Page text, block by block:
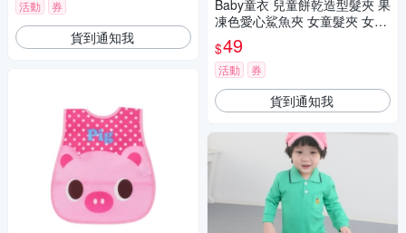
活動 券
貨到通知我
Baby童衣 兒童餅乾造型髮夾 果
凍色愛心鯊魚夾 女童髮夾 女用
髮夾 11873
$49
活動 券
貨到通知我